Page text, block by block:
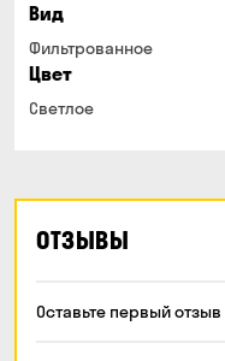
Вид
Фильтрованное
Цвет
Светлое
ОТЗЫВЫ
Оставьте первый